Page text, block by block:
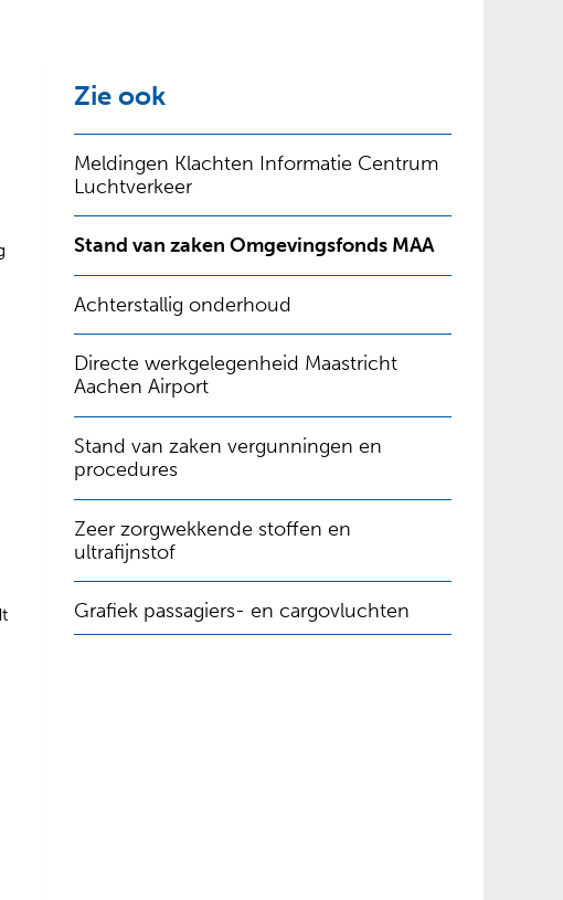
Zie ook
Meldingen Klachten Informatie Centrum
Luchtverkeer
Stand van zaken Omgevingsfonds MAA
Achterstallig onderhoud
Directe werkgelegenheid Maastricht
Aachen Airport
Stand van zaken vergunningen en
procedures
Zeer zorgwekkende stoffen en
ultrafijnstof
Grafiek passagiers- en cargovluchten